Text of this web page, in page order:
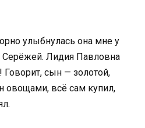
улыбнулась она мне у
Лидия Павловна
Говорит, сын — золотой,
овощами, всё сам купил,